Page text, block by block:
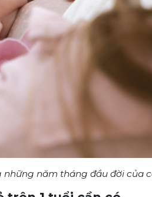
năm tháng đầu đời của